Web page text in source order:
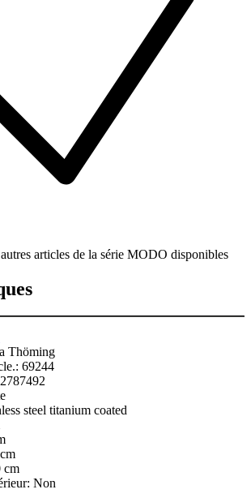
articles de la série MODO disponibles
Thöming
69244
steel titanium coated
cm
Non